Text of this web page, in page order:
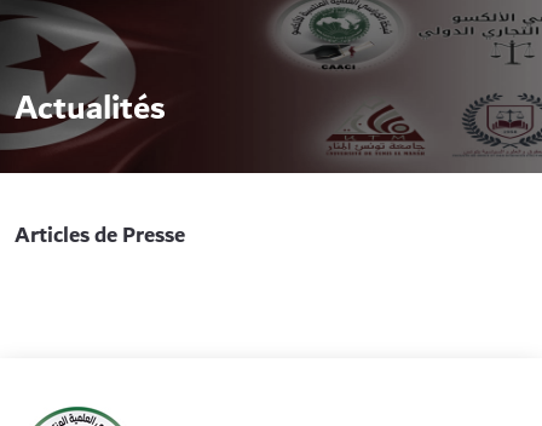
Actualités
Articles de Presse